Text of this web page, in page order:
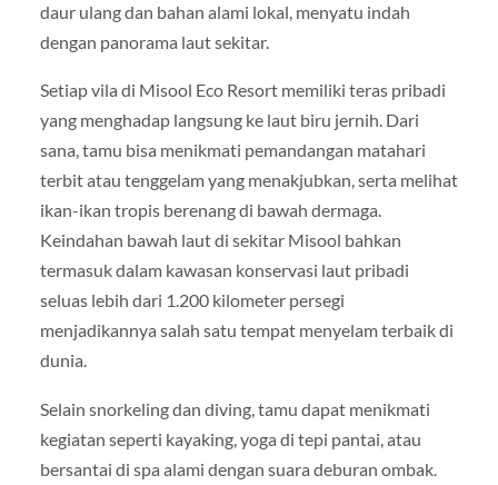
daur ulang dan bahan alami lokal, menyatu indah
dengan panorama laut sekitar.
Setiap vila di Misool Eco Resort memiliki teras pribadi
yang menghadap langsung ke laut biru jernih. Dari
sana, tamu bisa menikmati pemandangan matahari
terbit atau tenggelam yang menakjubkan, serta melihat
ikan-ikan tropis berenang di bawah dermaga.
Keindahan bawah laut di sekitar Misool bahkan
termasuk dalam kawasan konservasi laut pribadi
seluas lebih dari 1.200 kilometer persegi
menjadikannya salah satu tempat menyelam terbaik di
dunia.
Selain snorkeling dan diving, tamu dapat menikmati
kegiatan seperti kayaking, yoga di tepi pantai, atau
bersantai di spa alami dengan suara deburan ombak.